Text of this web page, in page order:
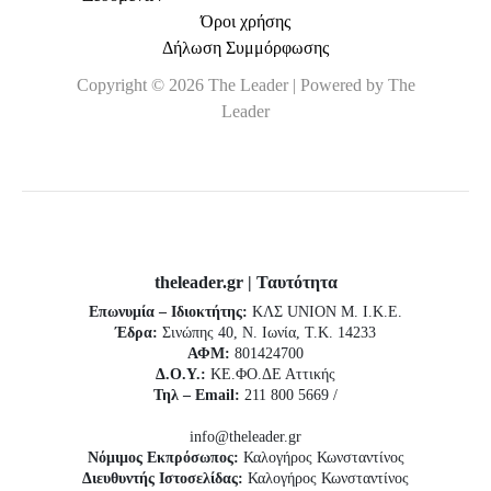
Όροι χρήσης
Δήλωση Συμμόρφωσης
Copyright © 2026 The Leader | Powered by The
Leader
theleader.gr | Ταυτότητα
Επωνυμία – Ιδιοκτήτης: ΚΛΣ UNION Μ. Ι.Κ.Ε.
Έδρα: Σινώπης 40, Ν. Ιωνία, Τ.Κ. 14233
ΑΦΜ: 801424700
Δ.Ο.Υ.: ΚΕ.ΦΟ.ΔΕ Αττικής
Τηλ – Email: 211 800 5669 /
info@theleader.gr
Νόμιμος Εκπρόσωπος: Καλογήρος Κωνσταντίνος
Διευθυντής Ιστοσελίδας: Καλογήρος Κωνσταντίνος